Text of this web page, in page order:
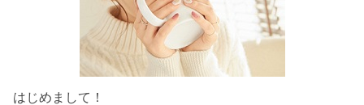
はじめまして！